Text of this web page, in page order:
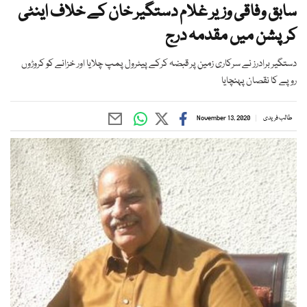
سابق وفاقی وزیر غلام دستگیر خان کے خلاف اینٹی
کرپشن میں مقدمہ درج
دستگیر برادرز نے سرکاری زمین پر قبضہ کرکے پیٹرول پمپ چلایا اور خزانے کو کروڑوں
روپے کا نقصان پہنچایا
طالب فریدی November 13, 2020